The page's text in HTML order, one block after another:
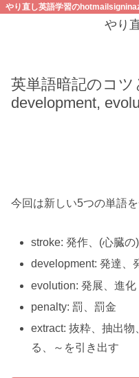
やり直し英語学習の
やり
英単語暗記のコ
development,
今回は新しい5つの単語
stroke: 発作、(心臓
development: 発達、
evolution: 発展、進化
penalty: 罰、罰金
extract: 抜粋、抽出
る、～を引き出す